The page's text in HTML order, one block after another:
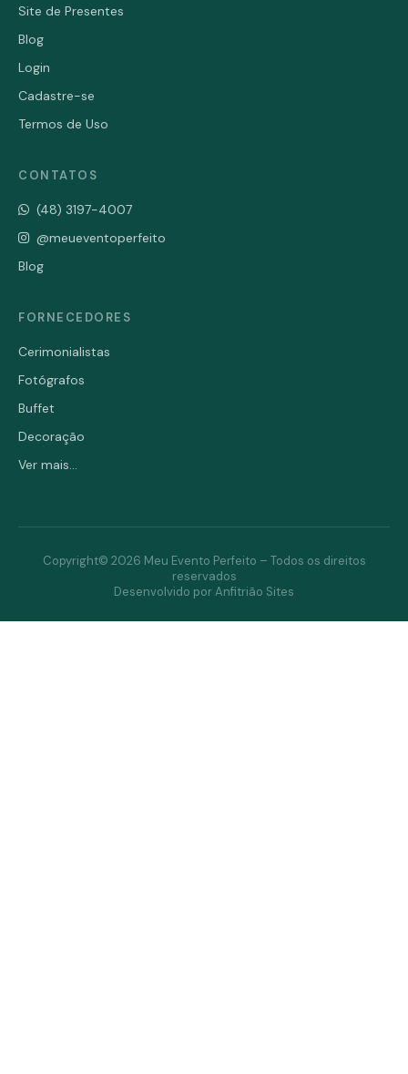
Site de Presentes
Blog
Login
Cadastre-se
Termos de Uso
CONTATOS
(48) 3197-4007
@meueventoperfeito
Blog
FORNECEDORES
Cerimonialistas
Fotógrafos
Buffet
Decoração
Ver mais...
Copyright© 2026 Meu Evento Perfeito – Todos os direitos
reservados
Desenvolvido por Anfitrião Sites